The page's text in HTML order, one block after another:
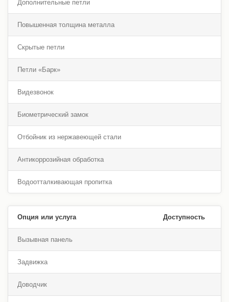
Дополнительные петли
Повышенная толщина металла
Скрытые петли
Петли «Барк»
Видезвонок
Биометрический замок
Отбойник из нержавеющей стали
Антикоррозийная обработка
Водоотталкивающая пропитка
Опция или услуга Доступность
Вызывная панель
Задвижка
Доводчик